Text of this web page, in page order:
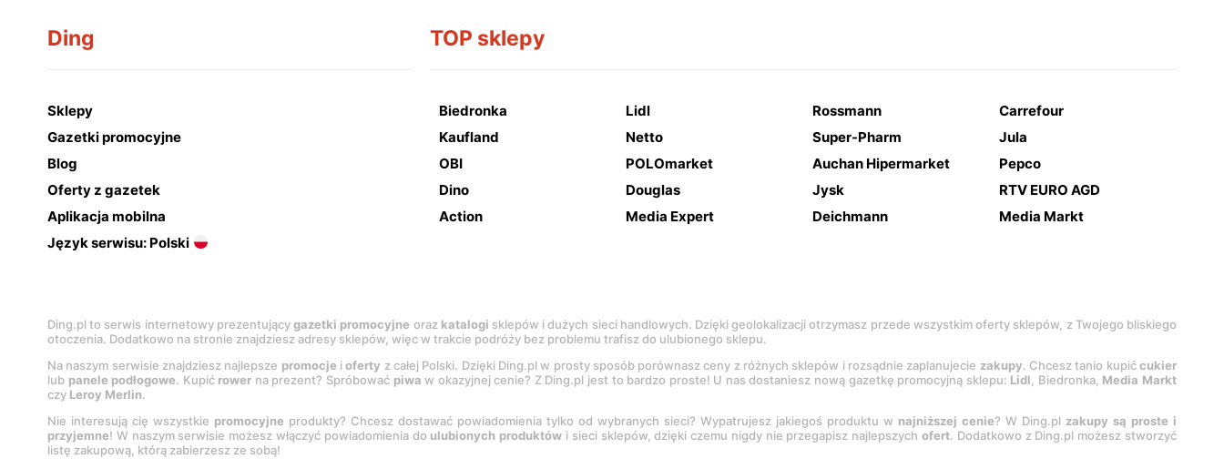
Ding
Sklepy
Gazetki promocyjne
Blog
Oferty z gazetek
Aplikacja mobilna
Język serwisu: Polski
TOP sklepy
Biedronka Lidl Rossmann
Carrefour
Kaufland
Netto Super-Pharm
Jula
OBI
POLOmarket Auchan Hipermarket
Pepco
Dino
Douglas Jysk
RTV EURO AGD
Action
Media Expert Deichmann Media Markt
Ding.pl to serwis internetowy prezentującygazetki promocyjne oraz katalogi sklepów i dużych sieci handlowych. Dzięki geolokalizacji otrzymasz przede wszystkim oferty sklepów, z Twojego bliskiego
otoczenia. Dodatkowo na stronie znajdziesz adresy sklepów, więc w trakcie podróży bez problemu trafisz do ulubionego sklepu.
Na naszym serwisie znajdziesz najlepsze promocje ioferty z całej Polski. Dzięki Ding.pl w prosty sposób porównasz ceny z różnych sklepów i rozsądnie zaplanujecie zakupy. Chcesz tanio kupićcukier
lub panele podłogowe. Kupić rower na prezent? Spróbować piwa w okazyjnej cenie? Z Ding.pl jest to bardzo proste! U nas dostaniesz nową gazetkę promocyjną sklepu: Lidl, Biedronka, Media Markt
czy Leroy Merlin.
Nie interesują cię wszystkie promocyjne produkty? Chcesz dostawać powiadomienia tylko od wybranych sieci? Wypatrujesz jakiegoś produktu w najniższej cenie? W Ding.pl zakupy są proste i
przyjemne! W naszym serwisie możesz włączyć powiadomienia do ulubionych produktów i sieci sklepów, dzięki czemu nigdy nie przegapisz najlepszychofert. Dodatkowo z Ding.pl możesz stworzyć
listę zakupową, którą zabierzesz ze sobą!